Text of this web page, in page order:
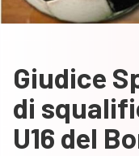
Giudice
di
U16 del